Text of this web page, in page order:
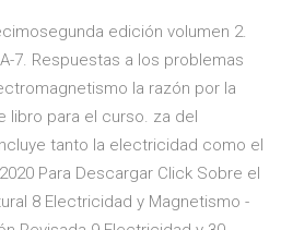
edición volumen 2.
7. Respuestas a los problemas
la razón por la
libro para el curso. za del
tanto la electricidad como el
Para Descargar Click Sobre el
8 Electricidad y Magnetismo -